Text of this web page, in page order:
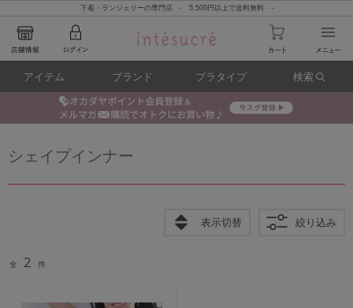
下着・ランジェリーの専門店 - 5,500円以上で送料無料 -
アイテム ブランド ブラタイプ 検索
シェイプインナー
表示切替 絞り込み
全 2 件